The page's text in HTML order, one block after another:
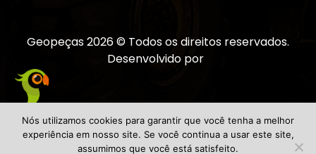
Válvula Termostatica
Geopeças 2026 © Todos os direitos reservados.
Desenvolvido por
Nós utilizamos cookies para garantir que você tenha a melhor
experiência em nosso site. Se você continua a usar este site,
assumimos que você está satisfeito.